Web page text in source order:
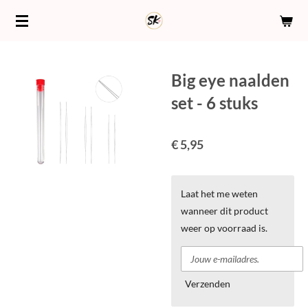
Ga
hoofdinhoud
Big eye naalden
set - 6 stuks
€ 5,95
Laat het me weten
wanneer dit product
weer op voorraad is.
Verzenden